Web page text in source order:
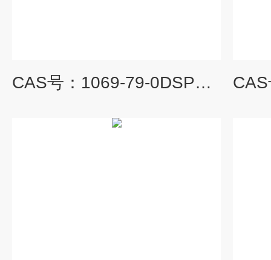
CAS号：1069-79-0DSPE/二硬脂酰基磷脂酰乙醇胺